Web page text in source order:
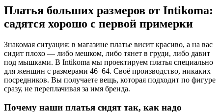
Платья больших размеров от Intikoma:
садятся хорошо с первой примерки
Знакомая ситуация: в магазине платье висит красиво, а на вас
сидит плохо — либо мешком, либо тянет в груди, либо давит
под мышками. В Intikoma мы проектируем платья специально
для женщин с размерами 46–64. Своё производство, никаких
посредников. Вы получаете вещь, которая подходит по фигуре
сразу, не переплачивая за имя бренда.
Почему наши платья сидят так, как надо